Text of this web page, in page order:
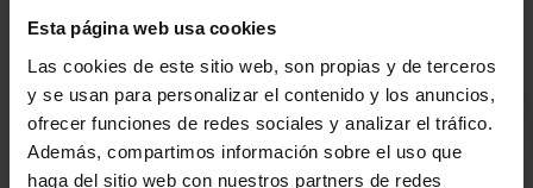
Esta página web usa cookies
Las cookies de este sitio web, son propias y de terceros
y se usan para personalizar el contenido y los anuncios,
ofrecer funciones de redes sociales y analizar el tráfico.
Además, compartimos información sobre el uso que
haga del sitio web con nuestros partners de redes
NOTICIAS
PLANTILLA
ENTRADAS
últimas noticias y promociones del club.
Email
He leído y acepto laPolítica de privacidaddel SASKI BASKONIA